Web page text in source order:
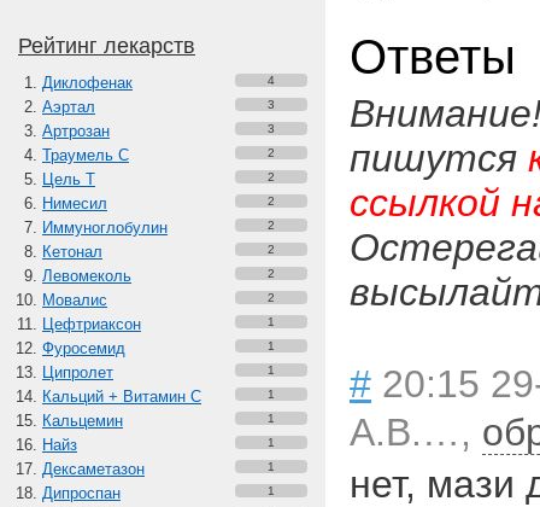
Рейтинг лекарств
Диклофенак 4
Аэртал 3
Артрозан 3
Траумель С 2
Цель Т 2
Нимесил 2
Иммуноглобулин 2
Кетонал 2
Левомеколь 2
Мовалис 2
Цефтриаксон 1
Фуросемид 1
Ципролет 1
Кальций + Витамин C 1
Кальцемин 1
Найз 1
Дексаметазон 1
Дипроспан 1
Ответы
пишутся
ссылкой
# 20:15
А.В.…,
нет, мази